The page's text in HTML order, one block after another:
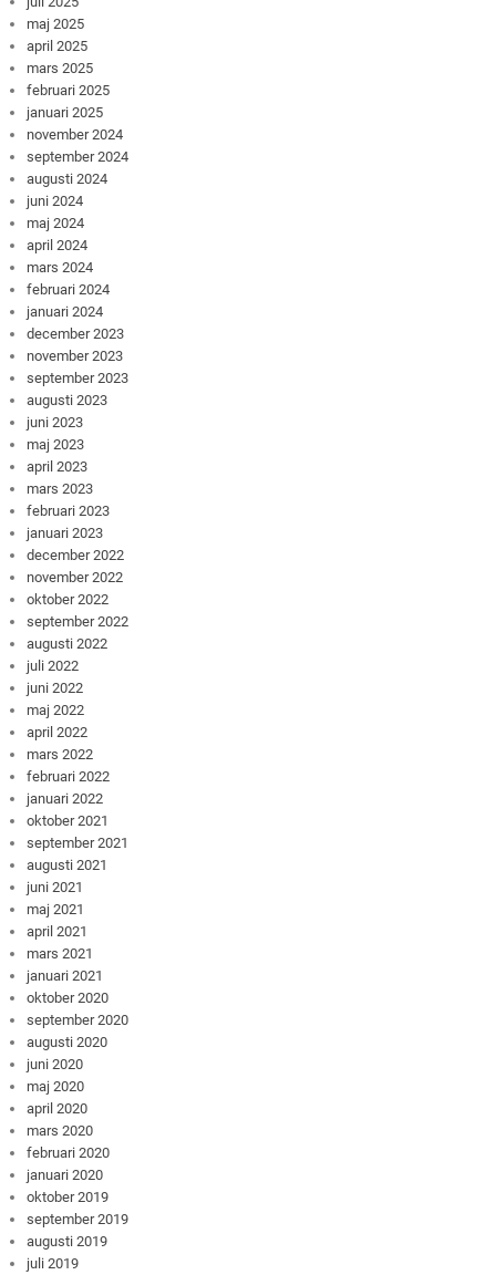
maj 2025
april 2025
mars 2025
februari 2025
januari 2025
november 2024
september 2024
augusti 2024
juni 2024
maj 2024
april 2024
mars 2024
februari 2024
januari 2024
december 2023
november 2023
september 2023
augusti 2023
juni 2023
maj 2023
april 2023
mars 2023
februari 2023
januari 2023
december 2022
november 2022
oktober 2022
september 2022
augusti 2022
juli 2022
juni 2022
maj 2022
april 2022
mars 2022
februari 2022
januari 2022
oktober 2021
september 2021
augusti 2021
juni 2021
maj 2021
april 2021
mars 2021
januari 2021
oktober 2020
september 2020
augusti 2020
juni 2020
maj 2020
april 2020
mars 2020
februari 2020
januari 2020
oktober 2019
september 2019
augusti 2019
juli 2019